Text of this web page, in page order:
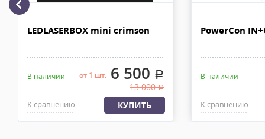
в течении 2-4х рабочих дней с момента 100% предоплаты,
LEDLASERBOX mini crimson
В наличии от 1 шт.6 500 .
13 000.
К сравнению КУПИТЬ
PowerCon
В наличии
К сравнению